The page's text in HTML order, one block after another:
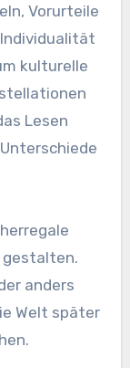
Vorurteile
kulturelle
Lesen
gestalten.
anders
Welt später